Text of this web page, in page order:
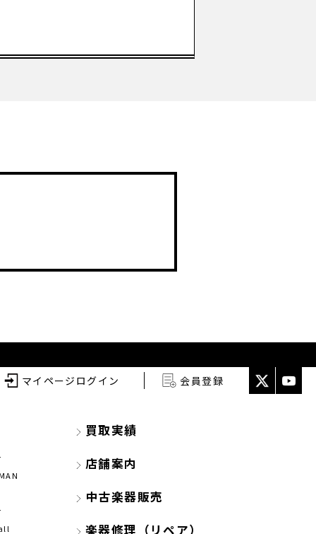
マイページログイン 会員登録
買取実績
店舗案内
中古楽器販売
楽器修理（リペア）